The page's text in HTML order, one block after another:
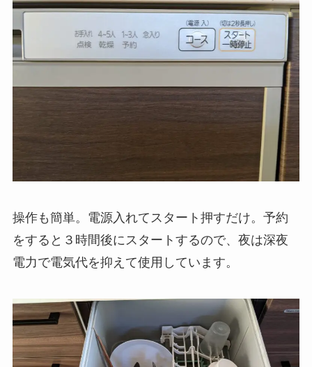
操作も簡単。電源入れてスタート押すだけ。予約
をすると３時間後にスタートするので、夜は深夜
電力で電気代を抑えて使用しています。